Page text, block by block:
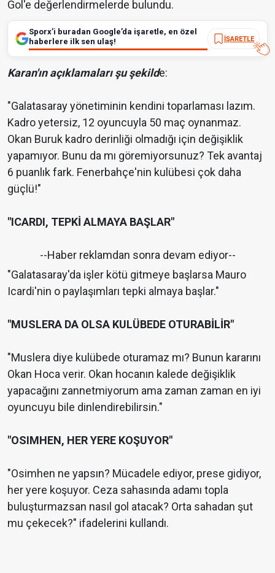
Gol'e değerlendirmelerde bulundu.
Sporx’i buradan Google’da işaretle, en özel
haberlere ilk sen ulaş!
İŞARETLE
Karan'ın açıklamaları şu şekilde:
"Galatasaray yönetiminin kendini toparlaması lazım.
Kadro yetersiz, 12 oyuncuyla 50 maç oynanmaz.
Okan Buruk kadro derinliği olmadığı için değişiklik
yapamıyor. Bunu da mı göremiyorsunuz? Tek avantaj
6 puanlık fark. Fenerbahçe'nin kulübesi çok daha
güçlü!"
"ICARDI, TEPKİ ALMAYA BAŞLAR"
--Haber reklamdan sonra devam ediyor--
"Galatasaray'da işler kötü gitmeye başlarsa Mauro
Icardi'nin o paylaşımları tepki almaya başlar."
"MUSLERA DA OLSA KULÜBEDE OTURABİLİR"
"Muslera diye kulübede oturamaz mı? Bunun kararını
Okan Hoca verir. Okan hocanın kalede değişiklik
yapacağını zannetmiyorum ama zaman zaman en iyi
oyuncuyu bile dinlendirebilirsin."
"OSIMHEN, HER YERE KOŞUYOR"
"Osimhen ne yapsın? Mücadele ediyor, prese gidiyor,
her yere koşuyor. Ceza sahasında adamı topla
buluşturmazsan nasıl gol atacak? Orta sahadan şut
mu çekecek?" ifadelerini kullandı.